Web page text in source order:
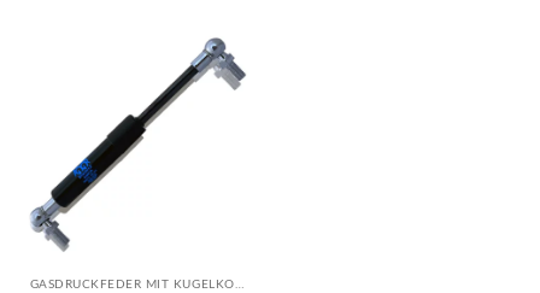
GASDRUCKFEDER MIT KUGELKOPF